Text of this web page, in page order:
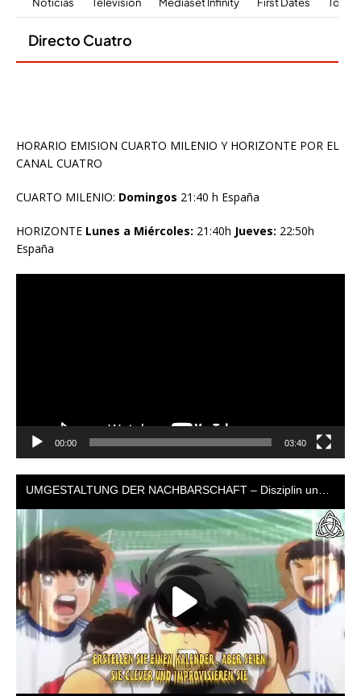
HORARIO EMISION CUARTO MILENIO Y HORIZONTE POR EL
CANAL CUATRO
CUARTO MILENIO: Domingos 21:40 h España
HORIZONTE Lunes a Miércoles: 21:40h Jueves: 22:50h
España
00:00 03:40